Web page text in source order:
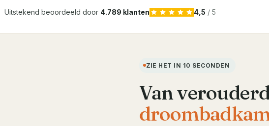
Uitstekend beoordeeld door 4.789 klanten 4,5 / 5
ZIE HET IN 10 SECONDEN
Van